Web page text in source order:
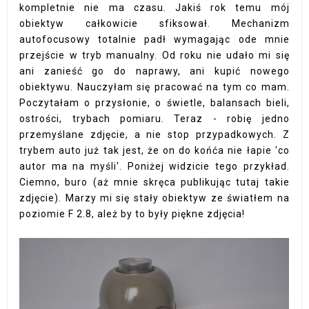
kompletnie nie ma czasu. Jakiś rok temu mój
obiektyw całkowicie sfiksował. Mechanizm
autofocusowy totalnie padł wymagając ode mnie
przejście w tryb manualny. Od roku nie udało mi się
ani zanieść go do naprawy, ani kupić nowego
obiektywu. Nauczyłam się pracować na tym co mam.
Poczytałam o przysłonie, o świetle, balansach bieli,
ostrości, trybach pomiaru. Teraz - robię jedno
przemyślane zdjęcie, a nie stop przypadkowych. Z
trybem auto już tak jest, że on do końća nie łapie 'co
autor ma na myśli'. Poniżej widzicie tego przykład.
Ciemno, buro (aż mnie skręca publikując tutaj takie
zdjęcie). Marzy mi się stały obiektyw ze światłem na
poziomie F 2.8, ależ by to były piękne zdjęcia!